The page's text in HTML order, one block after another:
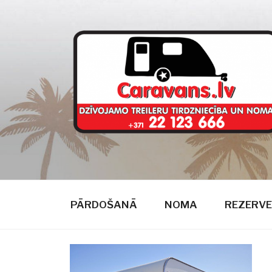
CARAVANS
dzīvojamie treileri
PĀRDOŠANĀ NOMA